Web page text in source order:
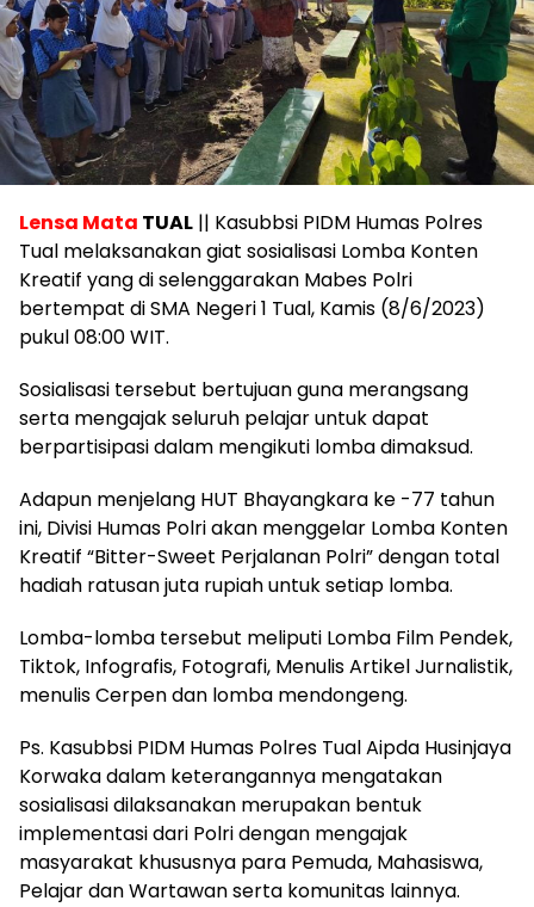
Lensa Mata TUAL || Kasubbsi PIDM Humas Polres
Tual melaksanakan giat sosialisasi Lomba Konten
Kreatif yang di selenggarakan Mabes Polri
bertempat di SMA Negeri 1 Tual, Kamis (8/6/2023)
pukul 08:00 WIT.
Sosialisasi tersebut bertujuan guna merangsang
serta mengajak seluruh pelajar untuk dapat
berpartisipasi dalam mengikuti lomba dimaksud.
Adapun menjelang HUT Bhayangkara ke -77 tahun
ini, Divisi Humas Polri akan menggelar Lomba Konten
Kreatif “Bitter-Sweet Perjalanan Polri” dengan total
hadiah ratusan juta rupiah untuk setiap lomba.
Lomba-lomba tersebut meliputi Lomba Film Pendek,
Tiktok, Infografis, Fotografi, Menulis Artikel Jurnalistik,
menulis Cerpen dan lomba mendongeng.
Ps. Kasubbsi PIDM Humas Polres Tual Aipda Husinjaya
Korwaka dalam keterangannya mengatakan
sosialisasi dilaksanakan merupakan bentuk
implementasi dari Polri dengan mengajak
masyarakat khususnya para Pemuda, Mahasiswa,
Pelajar dan Wartawan serta komunitas lainnya.